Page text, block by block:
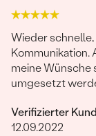
Wieder
Kommunikation.
meine Wünsche
umgesetzt
ist Eppi meine
Verifizierter
12.09.2022